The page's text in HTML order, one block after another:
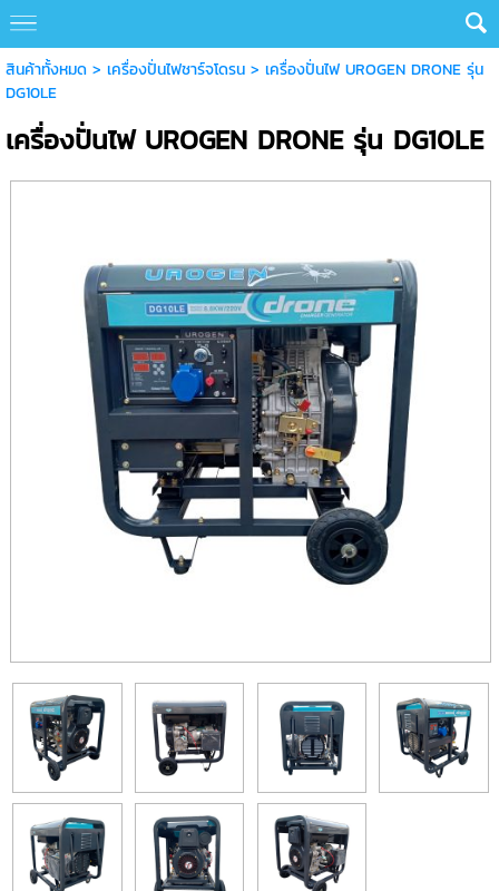
สินค้าทั้งหมด> เครื่องปั่นไฟชาร์จโดรน> เครื่องปั่นไฟ UROGEN DRONE รุ่น
DG10LE
เครื่องปั่นไฟ UROGEN DRONE รุ่น DG10LE